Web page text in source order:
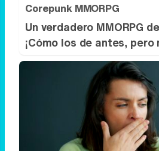
Corepunk MMORPG
Un verdadero MMORPG
¡Cómo los de antes, pero